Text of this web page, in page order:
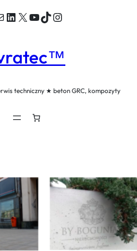
LinkedIn
X YouTube
TikTokInstagram
techniczny ★ beton GRC, kompozyty